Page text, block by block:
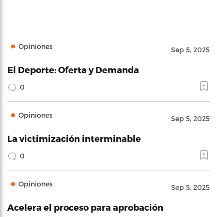
Opiniones Sep 5, 2025
El Deporte: Oferta y Demanda
0
Opiniones Sep 5, 2025
La victimización interminable
0
Opiniones Sep 5, 2025
Acelera el proceso para aprobación